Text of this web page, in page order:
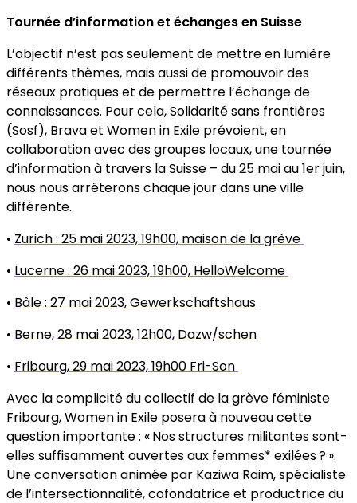
Tournée d’information et échanges en Suisse
L’objectif n’est pas seulement de mettre en lumière
différents thèmes, mais aussi de promouvoir des
réseaux pratiques et de permettre l’échange de
connaissances. Pour cela, Solidarité sans frontières
(Sosf), Brava et Women in Exile prévoient, en
collaboration avec des groupes locaux, une tournée
d’information à travers la Suisse – du 25 mai au 1er juin,
nous nous arrêterons chaque jour dans une ville
différente.
• Zurich : 25 mai 2023, 19h00, maison de la grève
• Lucerne : 26 mai 2023, 19h00, HelloWelcome
• Bâle : 27 mai 2023, Gewerkschaftshaus
• Berne, 28 mai 2023, 12h00, Dazw/schen
• Fribourg, 29 mai 2023, 19h00 Fri-Son
Avec la complicité du collectif de la grève féministe
Fribourg, Women in Exile posera à nouveau cette
question importante : «Nos structures militantes sont-
elles suffisamment ouvertes aux femmes* exilées?».
Une conversation animée par Kaziwa Raim, spécialiste
de l’intersectionnalité, cofondatrice et productrice du